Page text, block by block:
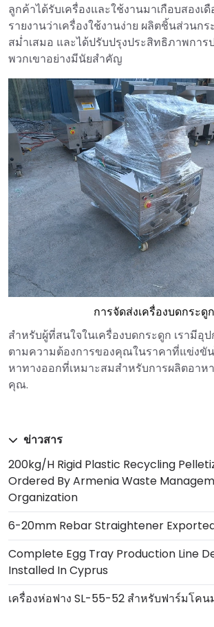
ลูกค้าได้รับเครื่องและใช้งานมาเกือบสองเ
รายงานว่าเครื่องใช้งานง่าย ผลิตชิ้นส่วนก
สม่ำเสมอ และได้ปรับปรุงประสิทธิภาพการ
พวกเขาอย่างมีนัยสำคัญ
การจัดส่งเครื่องบดกระดูก
สำหรับผู้ที่สนใจในเครื่องบดกระดูก เรามีอุ
ตามความต้องการของคุณในราคาที่แข่งขัน
หาทางออกที่เหมาะสมสำหรับการผลิตอาห
คุณ.
ข่าวสาร
200kg/h Rigid Plastic Recycling
Ordered By Armenia Waste
Organization
6-20mm Rebar Straightener
Complete Egg Tray Production Line
Installed In Cyprus
เครื่องห่อฟาง SL-55-52 สำหรับฟาร์มโคน